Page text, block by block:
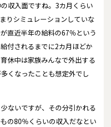
収入面ですね。3カ月くらい
りシミュレーションしていな
直近半年の給料の67％という
付されるまでに2カ月ほどか
休中は家族みんなで外出する
くなったことも想定外でし
ないですが、その分引かれる
の80％くらいの収入だなとい